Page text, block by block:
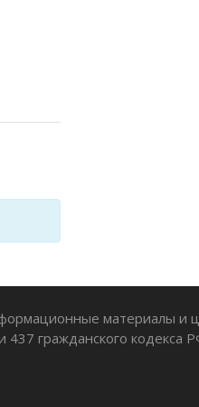
материалы и
гражданского кодекса